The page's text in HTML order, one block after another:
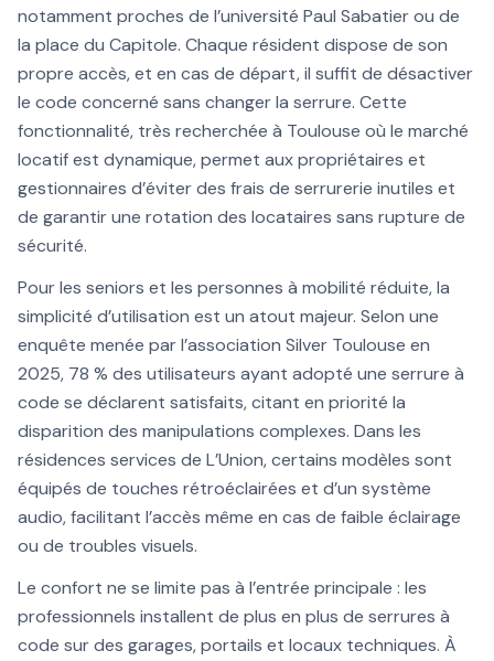
notamment proches de l’université Paul Sabatier ou de
la place du Capitole. Chaque résident dispose de son
propre accès, et en cas de départ, il suffit de désactiver
le code concerné sans changer la serrure. Cette
fonctionnalité, très recherchée à Toulouse où le marché
locatif est dynamique, permet aux propriétaires et
gestionnaires d’éviter des frais de serrurerie inutiles et
de garantir une rotation des locataires sans rupture de
sécurité.
Pour les seniors et les personnes à mobilité réduite, la
simplicité d’utilisation est un atout majeur. Selon une
enquête menée par l’association Silver Toulouse en
2025, 78 % des utilisateurs ayant adopté une serrure à
code se déclarent satisfaits, citant en priorité la
disparition des manipulations complexes. Dans les
résidences services de L’Union, certains modèles sont
équipés de touches rétroéclairées et d’un système
audio, facilitant l’accès même en cas de faible éclairage
ou de troubles visuels.
Le confort ne se limite pas à l’entrée principale : les
professionnels installent de plus en plus de serrures à
code sur des garages, portails et locaux techniques. À